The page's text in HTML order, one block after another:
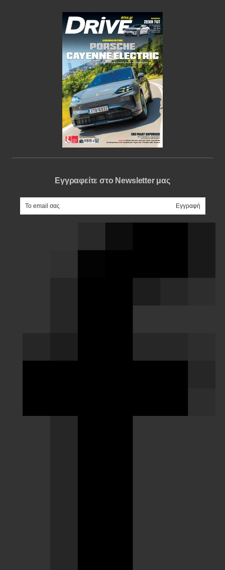
Εγγραφείτε στο Newsletter μας
e-mail